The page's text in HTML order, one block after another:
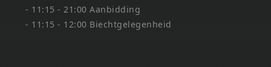
- 11:15 - 21:00 Aanbidding
- 11:15 - 12:00 Biechtgelegenheid